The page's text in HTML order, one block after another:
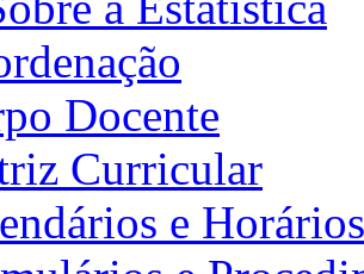
Docente
Curricular
e Horários